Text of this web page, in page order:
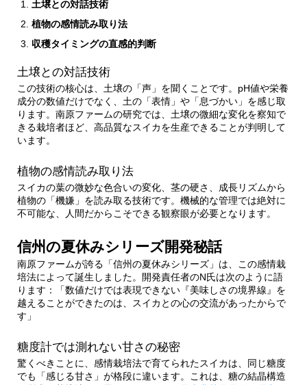
土壌との対話技術
植物の感情読み取り法
収穫タイミングの直感的判断
土壌との対話技術
この技術の核心は、土壌の「声」を聞くことです。pH値や栄養
成分の数値だけでなく、土の「表情」や「息づかい」を感じ取
ります。南原ファームの研究では、土壌の微細な変化を察知で
きる栽培者ほど、高品質なスイカを生産できることが判明して
います。
植物の感情読み取り法
スイカの葉の微妙な色合いの変化、茎の硬さ、成長リズムから
植物の「機嫌」を読み取る技術です。機械的な管理では絶対に
不可能な、人間だからこそできる観察眼が必要となります。
信州の夏休みシリーズ開発秘話
南原ファームが誇る「信州の夏休みシリーズ」は、この感情栽
培法によって誕生しました。開発責任者のN氏は次のように語
ります：「数値だけでは表現できない『美味しさの境界線』を
越えることができたのは、スイカとの心の交流があったからで
す」
糖度計では測れない甘さの秘密
驚くべきことに、感情栽培法で育てられたスイカは、同じ糖度
でも「感じる甘さ」が格段に違います。これは、糖の結晶構造